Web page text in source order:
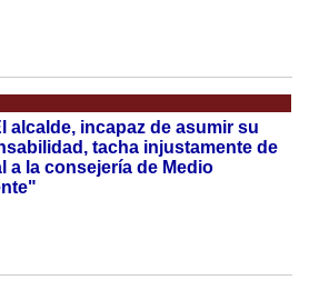
alcalde, incapaz de asumir su
tacha injustamente de
a la consejería de Medio